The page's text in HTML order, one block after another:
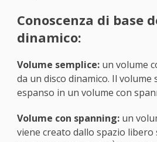
Conoscenza di base
dinamico:
Volume semplice:un volume
da un disco dinamico. Il volume
espanso in un volume con
Volume con spanning:un
viene creato dallo spazio libero